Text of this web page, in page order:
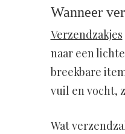
Wanneer
Verzendzakjes
naar een
breekbare
vuil en vocht,
Wat